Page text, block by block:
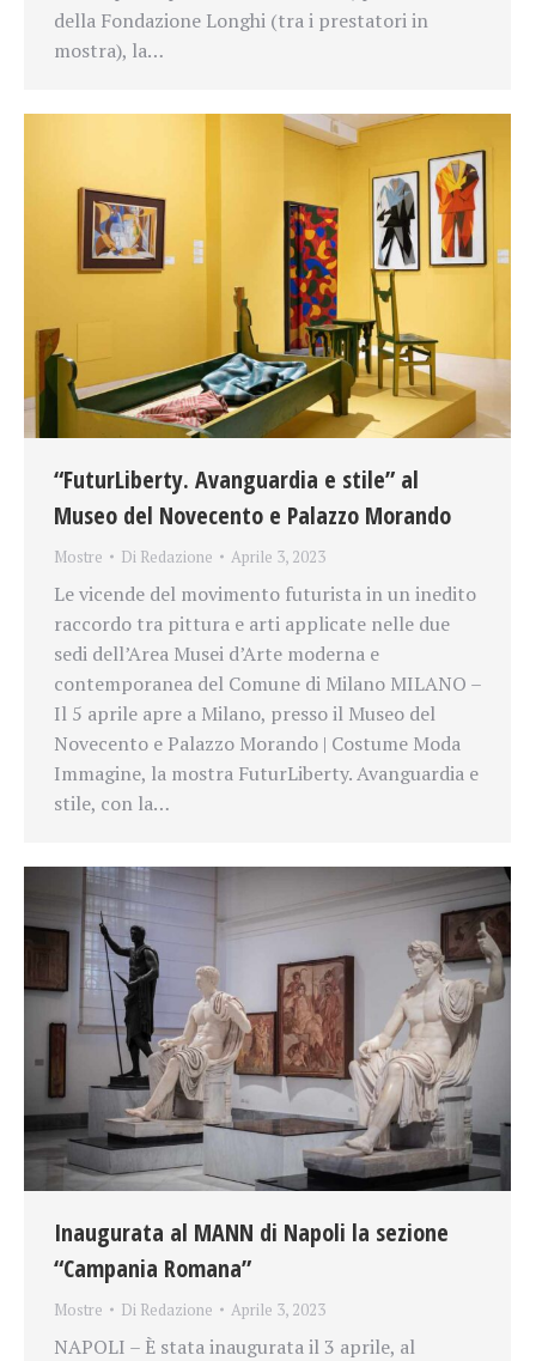
della Fondazione Longhi (tra i prestatori in
mostra), la…
“FuturLiberty. Avanguardia e stile” al
Museo del Novecento e Palazzo Morando
Mostre Di Redazione Aprile 3, 2023
Le vicende del movimento futurista in un inedito
raccordo tra pittura e arti applicate nelle due
sedi dell’Area Musei d’Arte moderna e
contemporanea del Comune di Milano MILANO –
Il 5 aprile apre a Milano, presso il Museo del
Novecento e Palazzo Morando | Costume Moda
Immagine, la mostra FuturLiberty. Avanguardia e
stile, con la…
Inaugurata al MANN di Napoli la sezione
“Campania Romana”
Mostre Di Redazione Aprile 3, 2023
NAPOLI – È stata inaugurata il 3 aprile, al